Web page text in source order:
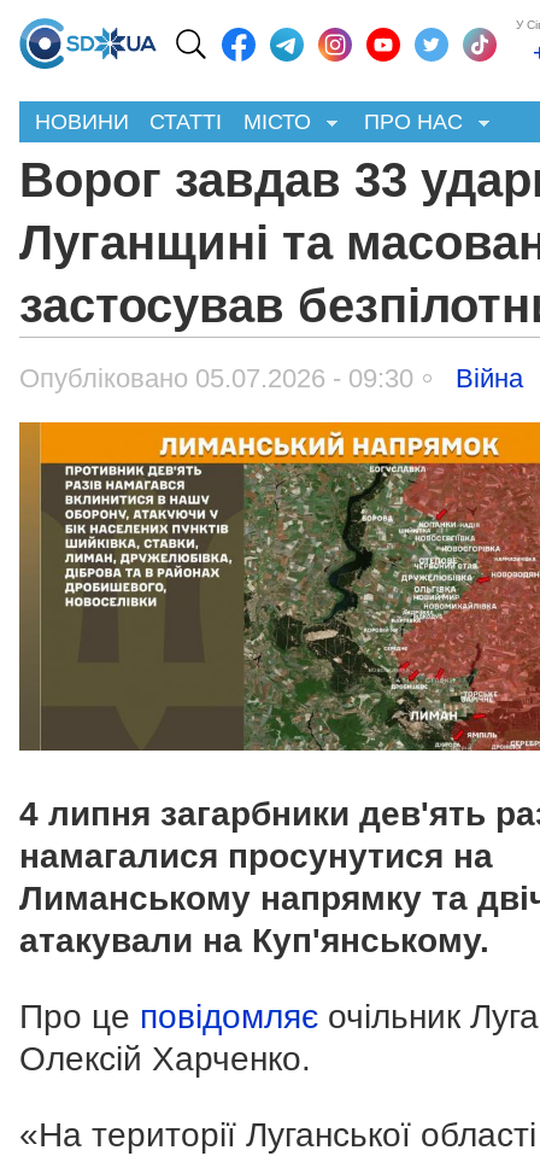
У
НОВИНИ СТАТТІ МІСТО ПРО НАС
Ворог завдав 33
Луганщині та
застосував
Опубліковано 05.07.2026 - 09:30 Війна
4 липня загарбники дев'ять
намагалися просунутися на
Лиманському напрямку та
атакували на Куп'янському.
Про це повідомляє очільник
Олексій Харченко.
«На території Луганської області